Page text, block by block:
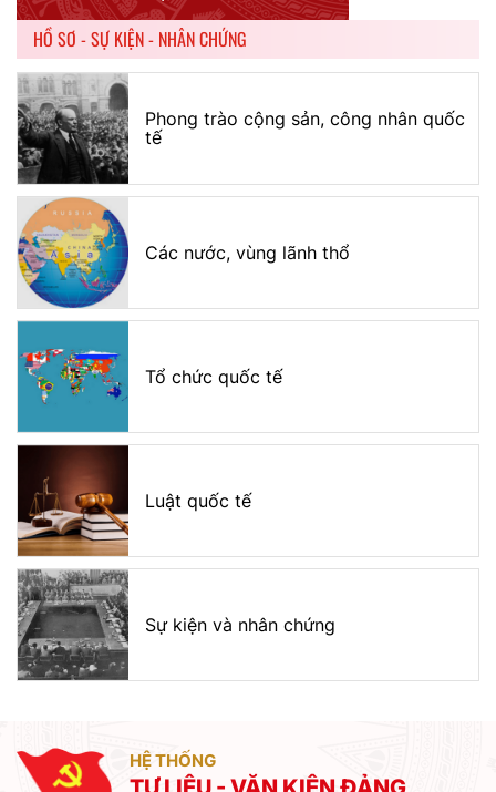
HỒ SƠ - SỰ KIỆN - NHÂN CHỨNG
Phong trào cộng sản, công nhân quốc
tế
Các nước, vùng lãnh thổ
Tổ chức quốc tế
Luật quốc tế
Sự kiện và nhân chứng
HỆ THỐNG